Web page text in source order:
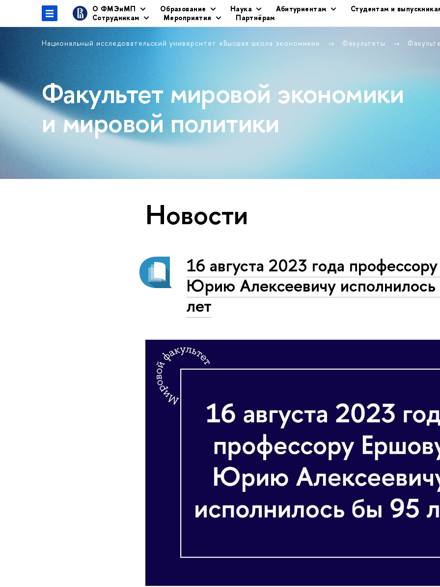
О ФМЭиМП Образование Наука Абитуриентам
Студентам и
Сотрудникам
Мероприятия Партнёрам
Национальный исследовательский университет «Высшая школа экономики» Факультеты
Факультет мировой экономики
и мировой политики
Новости
16 августа 2023 года
Юрию Алексеевичу
лет